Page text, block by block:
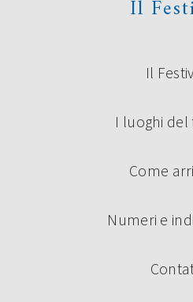
Il
Il
I luoghi del
Come
Numeri e